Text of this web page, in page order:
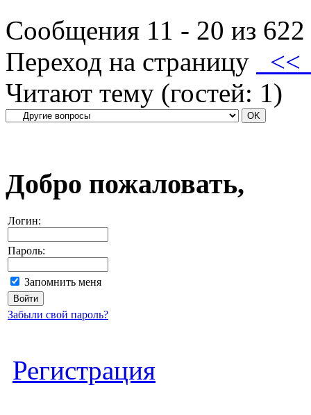
Сообщения 11 - 20 из 622
Переход на страницу
Читают тему (гостей: 1)
Добро пожаловать,
Логин:
Пароль:
Запомнить меня
Забыли свой пароль?
Регистрация